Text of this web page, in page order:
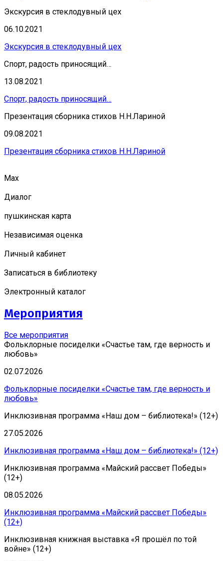
Экскурсия в стеклодувный цех
06.10.2021
Экскурсия в стеклодувный цех
Спорт, радость приносящий…
13.08.2021
Спорт, радость приносящий…
Презентация сборника стихов Н.Н.Лариной
09.08.2021
Презентация сборника стихов Н.Н.Лариной
Мах
Диалог
пушкинская карта
Независимая оценка
Личный кабинет
Записаться в библиотеку
Электронный каталог
Мероприятия
Все мероприятия
Фольклорные посиделки «Счастье там, где верность и
любовь»
02.07.2026
Фольклорные посиделки «Счастье там, где верность и
любовь»
Инклюзивная программа «Наш дом – библиотека!» (12+)
27.05.2026
Инклюзивная программа «Наш дом – библиотека!» (12+)
Инклюзивная программа «Майский рассвет Победы»
(12+)
08.05.2026
Инклюзивная программа «Майский рассвет Победы»
(12+)
Инклюзивная книжная выставка «Я прошёл по той
войне» (12+)